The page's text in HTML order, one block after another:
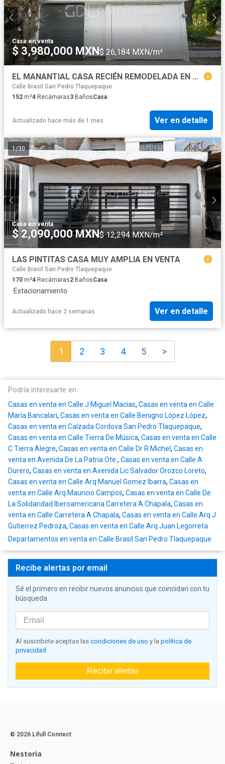
Casa·en venta
$ 3,980,000 MXN $ 26,184 MXN/m²
EL MANANTIAL CASA RECIÉN REMODELADA EN VENTA
Calle Brasil San Pedro Tlaquepaque
152 m²4 Recámaras3 BañosCasa
Actualizado hace más de 1 mes Ver en detalle
1/30
Casa·en venta
$ 2,090,000 MXN$ 12,294 MXN/m²
LAS PINTITAS CASA MUY AMPLIA EN VENTA
Calle Brasil San Pedro Tlaquepaque
170 m²4 Recámaras2 BañosCasa
·Estacionamiento
Actualizado hace 2 semanas Ver en detalle
1 2 3 4 5 >
Podría interesarte en
Casas en venta en Calle J Miguel Macias, Casas en venta en Calle
María Bancalari, Casas en venta en Calle Benigno López López,
Casas en venta en Calzada Cordova San Pedro Tlaquepaque,
Casas en venta en Calle Tierra De Música, Casas en venta en Calle
C Tierra Alegre, Casas en venta en Calle Dr R Michel , Casas en
venta en Avenida De La Patria Ote , Casas en venta en Calle A
Durero, Casas en venta en Avenida Lic Salvador Orozco Loreto,
Casas en venta en Calle Arq Manuel Gomez Ibarra, Casas en
venta en Calle Arq Mauricio Campos, Casas en venta en Calle De
La Solidaridad Iberoamericana Carretera A Chapala, Casas en
venta en Calle Carretera A Chapala, Casas en venta en Calle Arq J
Gutierrez Pedroza, Casas en venta en Calle Arq Juan Legorreta
Departamentos en venta en Calle Brasil San Pedro Tlaquepaque
Recibe alertas por email
Sé el primero en recibir nuevos anuncios que coincidan con tu
búsqueda
Al suscribirte aceptas las condiciones de uso y la política de
privacidad
Recibir alertas
© 2026 Lifull Connect
Nestoria